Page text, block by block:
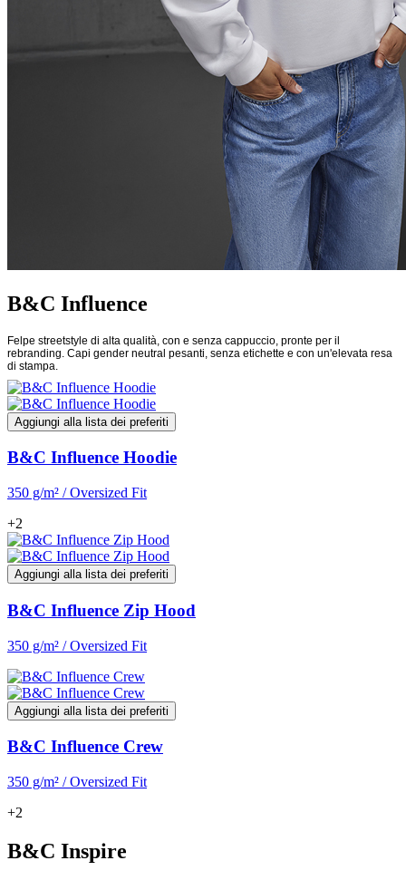
B&C Influence
Felpe streetstyle di alta qualità, con e senza cappuccio, pronte per il
rebranding. Capi gender neutral pesanti, senza etichette e con un'elevata resa
di stampa.
Aggiungi alla lista dei preferiti
B&C Influence Hoodie
350 g/m² / Oversized Fit
+2
Aggiungi alla lista dei preferiti
B&C Influence Zip Hood
350 g/m² / Oversized Fit
Aggiungi alla lista dei preferiti
B&C Influence Crew
350 g/m² / Oversized Fit
+2
B&C Inspire